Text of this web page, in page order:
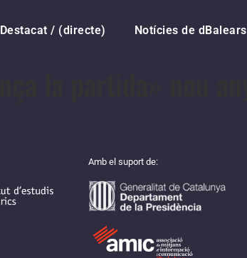
Destacat / (directe) Notícies de dBalears
Amb el suport de: